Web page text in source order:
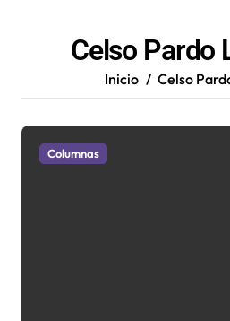
Celso Pardo
Inicio Celso
Columnas